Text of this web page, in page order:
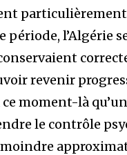
période, l’Algérie
revenir
moment-là
le contrôle